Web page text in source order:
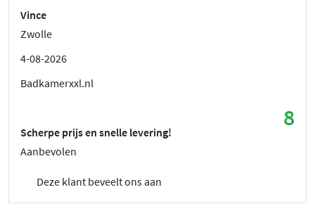
Vince
Zwolle
4-08-2026
Badkamerxxl.nl
8
Scherpe prijs en snelle levering!
Aanbevolen
Deze klant beveelt ons aan